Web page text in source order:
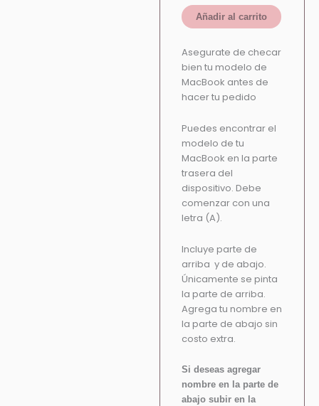
Añadir al carrito
Asegurate de checar
bien tu modelo de
MacBook antes de
hacer tu pedido
Puedes encontrar el
modelo de tu
MacBook en la parte
trasera del
dispositivo. Debe
comenzar con una
letra (A).
Incluye parte de
arriba y de abajo.
Únicamente se pinta
la parte de arriba.
Agrega tu nombre en
la parte de abajo sin
costo extra.
Si deseas agregar
nombre en la parte de
abajo subir en la